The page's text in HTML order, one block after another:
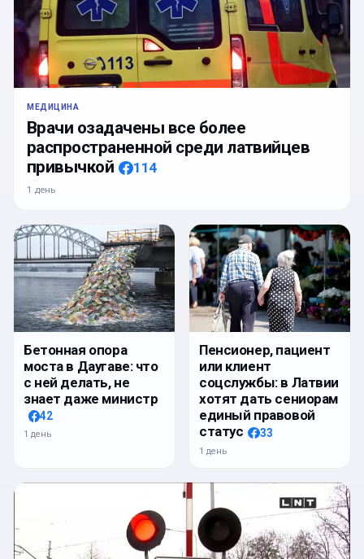
МЕДИЦИНА
Врачи озадачены все более
распространенной среди латвийцев
привычкой
114
1 день
Бетонная опора
моста в Даугаве: что
с ней делать, не
знает даже министр
42
1 день
Пенсионер, пациент
или клиент
соцслужбы: в Латвии
хотят дать сениорам
единый правовой
статус
33
1 день